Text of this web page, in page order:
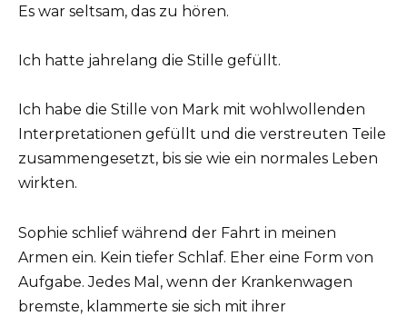
Es war seltsam, das zu hören.
Ich hatte jahrelang die Stille gefüllt.
Ich habe die Stille von Mark mit wohlwollenden
Interpretationen gefüllt und die verstreuten Teile
zusammengesetzt, bis sie wie ein normales Leben
wirkten.
Sophie schlief während der Fahrt in meinen
Armen ein. Kein tiefer Schlaf. Eher eine Form von
Aufgabe. Jedes Mal, wenn der Krankenwagen
bremste, klammerte sie sich mit ihrer